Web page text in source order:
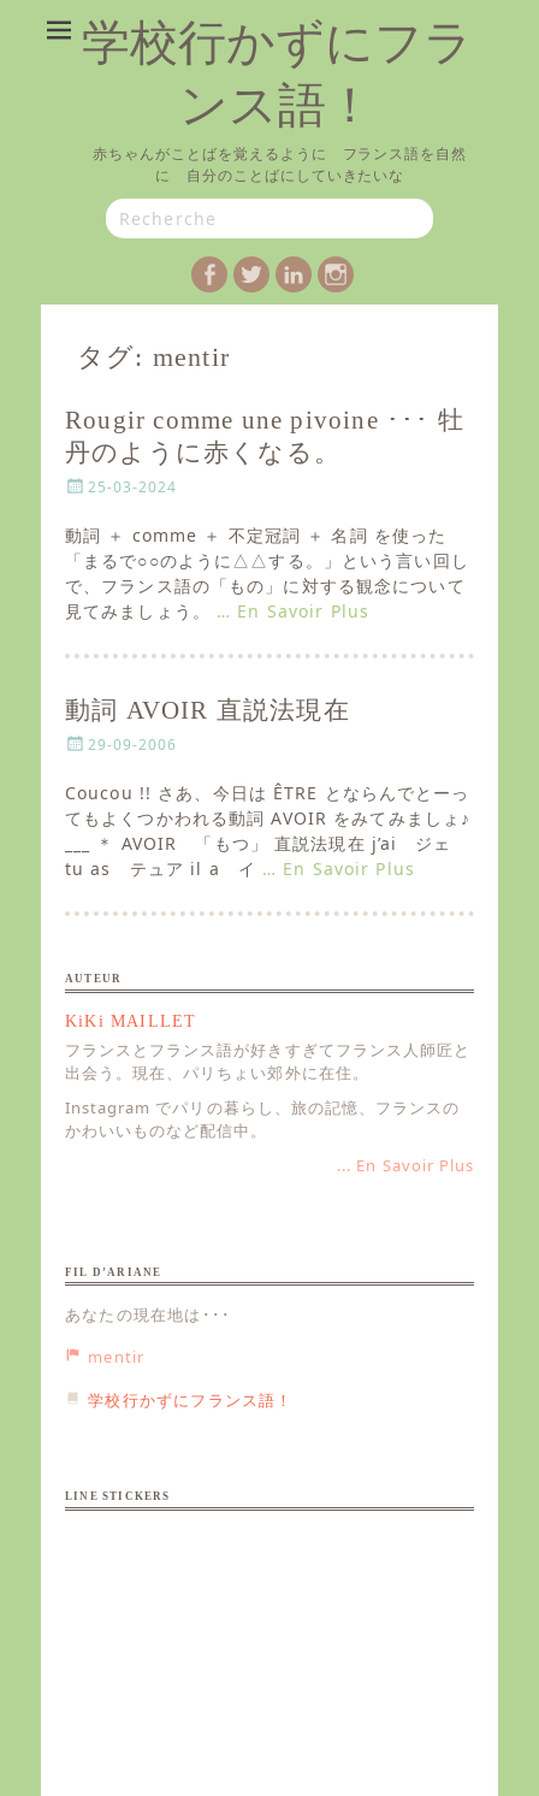
学校行かずにフラ
ンス語！
赤ちゃんがことばを覚えるように フランス語を自然
に 自分のことばにしていきたいな
Search
for:
Facebook
TwitterLinkedIn
Instagram
タグ: mentir
Rougir comme une pivoine ･･･ 牡
丹のように赤くなる。
P
s
d
o
25-03-2024
動詞 ＋ comme ＋ 不定冠詞 ＋ 名詞 を使った
「まるで○○のように△△する。」という言い回し
で、フランス語の「もの」に対する観念について
見てみましょう。 … En Savoir Plus
動詞 AVOIR 直説法現在
P
s
e
d
o
29-09-2006
Coucou !! さあ、今日は ÊTRE とならんでとーっ
てもよくつかわれる動詞 AVOIR をみてみましょ♪
___ ＊ AVOIR 「もつ」 直説法現在 j’ai ジェ
tu as テュア il a イ … En Savoir Plus
AUTEUR
KiKi MAILLET
フランスとフランス語が好きすぎてフランス人師匠と
出会う。現在、パリちょい郊外に在住。
Instagram でパリの暮らし、旅の記憶、フランスの
かわいいものなど配信中。
... En Savoir Plus
FIL D’ARIANE
あなたの現在地は･･･
mentir
学校行かずにフランス語！
LINE STICKERS